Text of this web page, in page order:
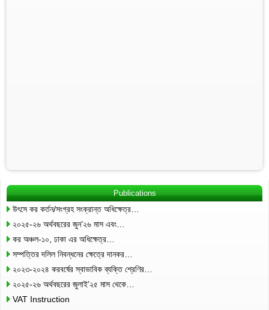
Publications
উৎসে কর কর্তন/সংগ্রহ সংক্রান্ত অধিক্ষেত্র…
২০২৫-২৬ অর্থবছরের জুন’২৬ মাস এবং…
কর অঞ্চল-১০, ঢাকা এর অধিক্ষেত্র…
সম্পত্তির দলিল নিবন্ধনের ক্ষেত্রে দানকর…
২০২৩-২০২৪ করবর্ষের স্বাভাবিক ব্যক্তি শ্রেণির…
২০২৫-২৬ অর্থবছরের জুলাই’২৫ মাস থেকে…
VAT Instruction